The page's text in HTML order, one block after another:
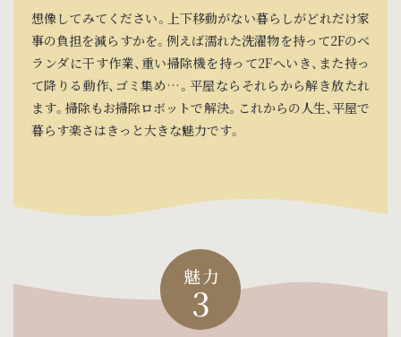
想像してみてください。上下移動がない暮らしがどれだけ家
事の負担を減らすかを。例えば濡れた洗濯物を持って2Fのベ
ランダに干す作業、重い掃除機を持って2Fへいき、また持っ
て降りる動作、ゴミ集め…。平屋ならそれらから解き放たれ
ます。掃除もお掃除ロボットで解決。これからの人生、平屋で
暮らす楽さはきっと大きな魅力です。